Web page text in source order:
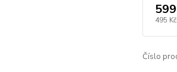
495 Kč
Číslo